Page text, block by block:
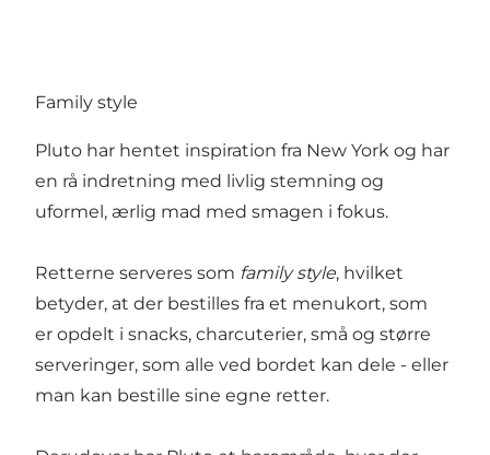
Family style
Pluto har hentet inspiration fra New York og har
en rå indretning med livlig stemning og
uformel, ærlig mad med smagen i fokus.
Retterne serveres som family style, hvilket
betyder, at der bestilles fra et menukort, som
er opdelt i snacks, charcuterier, små og større
serveringer, som alle ved bordet kan dele - eller
man kan bestille sine egne retter.